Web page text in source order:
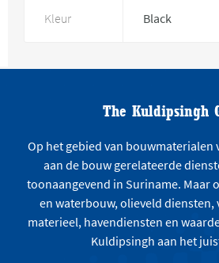
Kleur Black
The Kuldipsingh
Op het gebied van bouwmaterialen
aan de bouw gerelateerde
toonaangevend in Suriname. Maar
en waterbouw, olieveld diensten,
materieel, havendiensten en
Kuldipsingh aan het